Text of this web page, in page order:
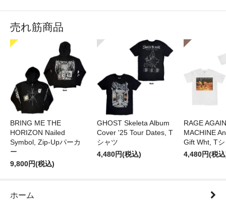
売れ筋商品
BRING ME THE
HORIZON Nailed
Symbol, Zip-Upパーカ
ー
9,800円(税込)
GHOST Skeleta Album
Cover '25 Tour Dates, T
シャツ
4,480円(税込)
RAGE
MACHINE
Gift Wht, T
4,480円(税
ホーム